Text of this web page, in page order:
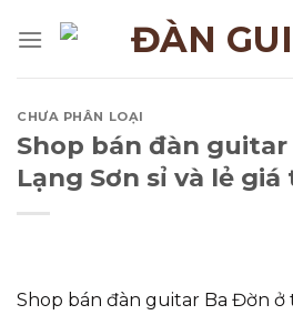
to
content
CHƯA PHÂN LOẠI
Shop bán đàn
Lạng Sơn sỉ và lẻ
Shop bán đàn guitar Ba Đờn ở